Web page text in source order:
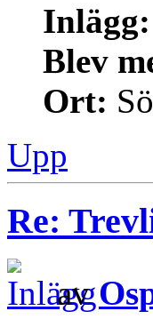
Inlägg:
Blev
Ort:
Upp
Re:
av